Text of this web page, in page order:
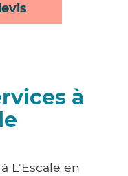
à
L'Escale en